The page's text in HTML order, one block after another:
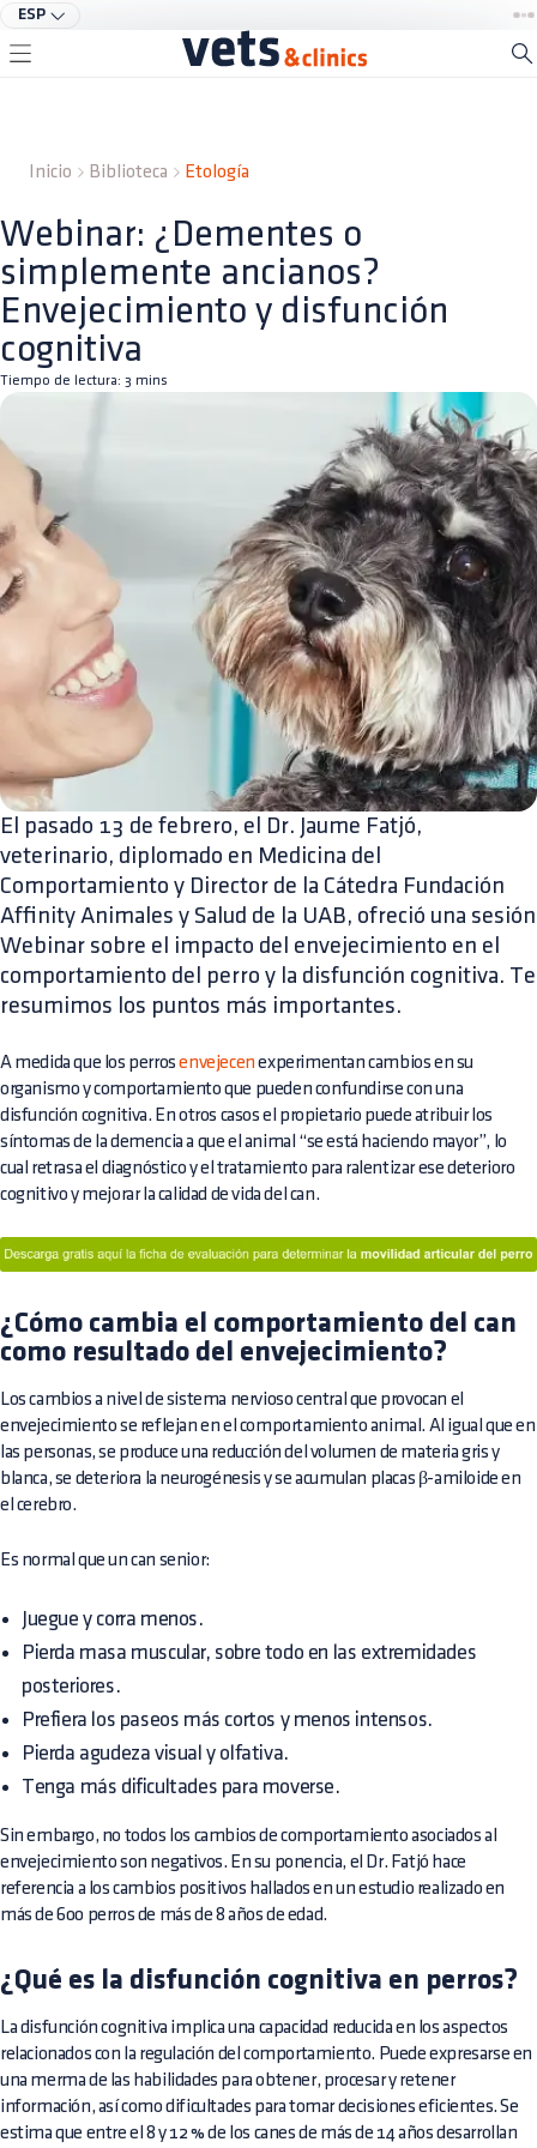
ESP
Inicio Biblioteca Etología
Webinar: ¿Dementes o
simplemente ancianos?
Envejecimiento y disfunción
cognitiva
Tiempo de lectura: 3 mins
El pasado 13 de febrero, el Dr. Jaume Fatjó,
veterinario, diplomado en Medicina del
Comportamiento y Director de la Cátedra Fundación
Affinity Animales y Salud de la UAB, ofreció una sesión
Webinar sobre el impacto del envejecimiento en el
comportamiento del perro y la disfunción cognitiva. Te
resumimos los puntos más importantes.
A medida que los perrosenvejecen experimentan cambios en su
organismo y comportamiento que pueden confundirse con una
disfunción cognitiva. En otros casos el propietario puede atribuir los
síntomas de la demencia a que el animal “se está haciendo mayor”, lo
cual retrasa el diagnóstico y el tratamiento para ralentizar ese deterioro
cognitivo y mejorar la calidad de vida del can.
¿Cómo cambia el comportamiento del can
como resultado del envejecimiento?
Los cambios a nivel de sistema nervioso central que provocan el
envejecimiento se reflejan en el comportamiento animal. Al igual que en
las personas, se produce una reducción del volumen de materia gris y
blanca, se deteriora la neurogénesis y se acumulan placas β-amiloide en
el cerebro.
Es normal que un can senior:
Juegue y corra menos.
Pierda masa muscular, sobre todo en las extremidades
posteriores.
Prefiera los paseos más cortos y menos intensos.
Pierda agudeza visual y olfativa.
Tenga más dificultades para moverse.
Sin embargo, no todos los cambios de comportamiento asociados al
envejecimiento son negativos. En su ponencia, el Dr. Fatjó hace
referencia a los cambios positivos hallados en un estudio realizado en
más de 600 perros de más de 8 años de edad.
¿Qué es la disfunción cognitiva en perros?
La disfunción cognitiva implica una capacidad reducida en los aspectos
relacionados con la regulación del comportamiento. Puede expresarse en
una merma de las habilidades para obtener, procesar y retener
información, así como dificultades para tomar decisiones eficientes. Se
estima que entre el 8 y 12 % de los canes de más de 14 años desarrollan